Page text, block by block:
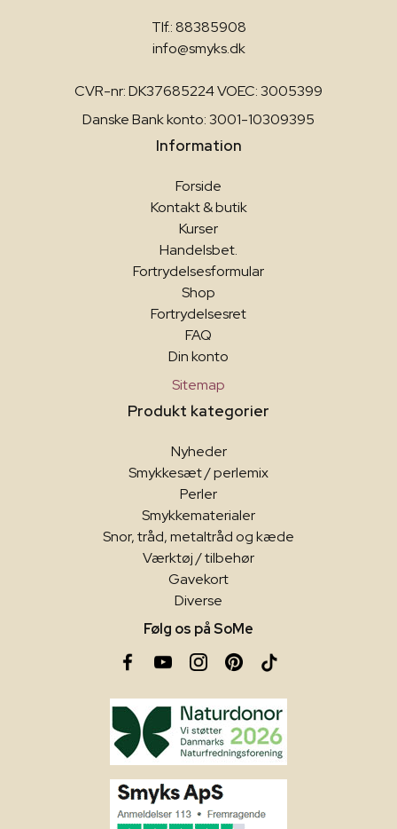
Tlf.: 88385908
info@smyks.dk
CVR-nr: DK37685224 VOEC: 3005399
Danske Bank konto: 3001-10309395
Information
Forside
Kontakt & butik
Kurser
Handelsbet.
Fortrydelsesformular
Shop
Fortrydelsesret
FAQ
Din konto
Sitemap
Produkt kategorier
Nyheder
Smykkesæt / perlemix
Perler
Smykkematerialer
Snor, tråd, metaltråd og kæde
Værktøj / tilbehør
Gavekort
Diverse
Følg os på SoMe